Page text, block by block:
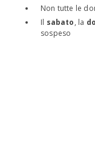
Non tutte le
Il sabato, la
sospeso